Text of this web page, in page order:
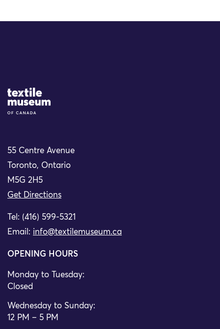
Site Logo
55 Centre Avenue
Toronto, Ontario
M5G 2H5
Get Directions
Tel: (416) 599-5321
Email: info@textilemuseum.ca
OPENING HOURS
Monday to Tuesday:
Closed
Wednesday to Sunday:
12 PM – 5 PM